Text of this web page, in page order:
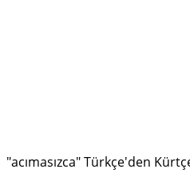
"acımasızca" Türkçe'den